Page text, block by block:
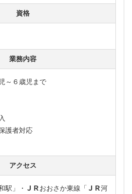
資格
業務内容
～６歳児まで
護者対応
アクセス
駅」・ＪＲおおさか東線「ＪＲ河